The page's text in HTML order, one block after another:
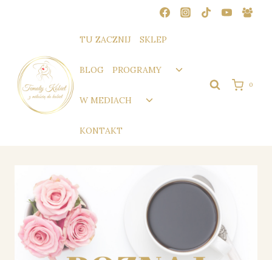
TU ZACZNIJ SKLEP
BLOG PROGRAMY
Przełącz
podrzędne
W MEDIACH
Przełącz
KONTAKT
0